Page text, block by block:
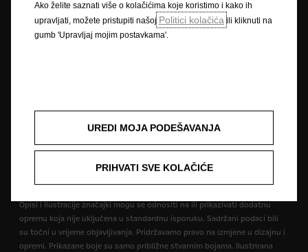
Cjenik je informativan. Konačna cijena se obračunava prema prodajnom
tečaju EUR-a kod Centralne banke važećem na dan uplate. Vaš ovlašteni
međuvremenu. Podaci su informativni. AW OPL Distribution Kft. ne snosi
nikakvu odgovornost.
Opisi i ilustracije značajki mogu se odnositi na ili prikazivati dodatnu
opremu koja nije uključena u standardnu isporuku. Sadržani podaci bili
su točni u vrijeme objavljivanja. Pridržavamo pravo na izmjene u dizajnu i
opremi. Prikazane boje su samo približne stvarnim bojama. Ilustrirana
Ako želite saznati više o kolačićima koje koristimo i kako ih
upravljati, možete pristupiti našoj Politici kolačića ili kliknuti na
gumb 'Upravljaj mojim postavkama'.
UREDI MOJA PODEŠAVANJA
PRIHVATI SVE KOLAČIĆE